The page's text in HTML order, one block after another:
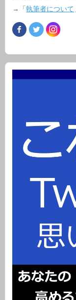
→「 執筆者について